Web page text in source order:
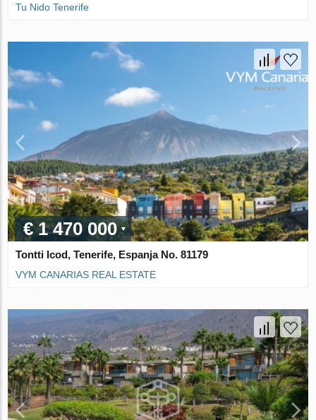
Tu Nido Tenerife
€ 1 470 000
Tontti Icod, Tenerife, Espanja No. 81179
VYM CANARIAS REAL ESTATE